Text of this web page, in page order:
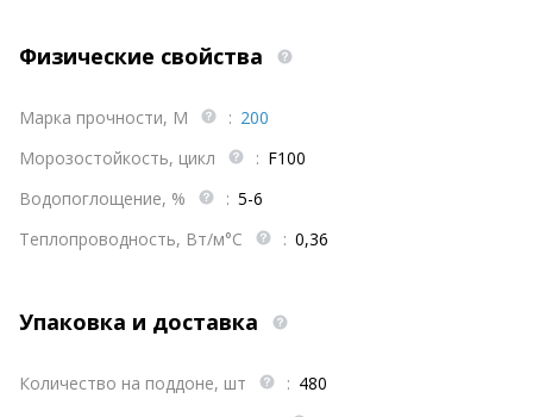
Физические свойства
Марка прочности, М : 200
Морозостойкость, цикл
: F100
Водопоглощение, %
: 5-6
Теплопроводность, Вт/м°С
: 0,36
Упаковка и доставка
Количество на поддоне, шт : 480